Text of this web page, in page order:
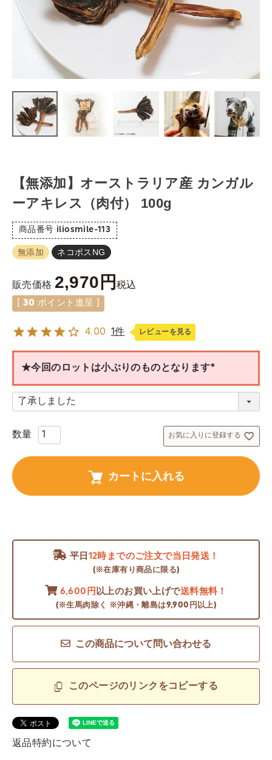
【無添加】オーストラリア産 カンガル
ーアキレス（肉付） 100g
商品番号 iliosmile-113
無添加 ネコポスNG
販売価格 2,970 税込
30 ポイント進呈 ]
4.00 1件 レビューを見る
★今回のロットは小ぶりのものとなります
(
須
)
お気に入りに登録する
カートに入れる
平日 12時までのご注文で当日発送！
(※在庫有り商品に限る)
6,600円 以上のお買い上げで送料無料！
(※生馬肉除く ※沖縄・離島は9,900円以上)
この商品について問い合わせる
このページのリンクをコピーする
返品特約について